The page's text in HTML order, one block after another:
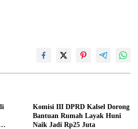
Komisi III DPRD Kalsel Dorong
Bantuan Rumah Layak Huni
Naik Jadi Rp25 Juta